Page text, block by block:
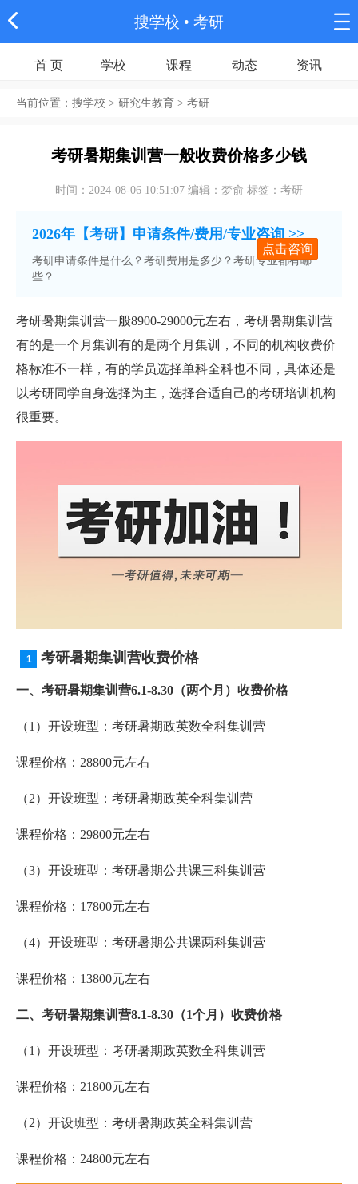
搜学校 • 考研
首 页 学校 课程 动态 资讯
当前位置： 搜学校 > 研究生教育 > 考研
考研暑期集训营一般收费价格多少钱
时间：2024-08-06 10:51:07 编辑：梦俞 标签：考研
2026年【考研】申请条件/费用/专业咨询 >>
考研申请条件是什么？考研费用是多少？考研专业都有哪
些？
点击咨询
考研暑期集训营一般8900-29000元左右，考研暑期集训营
有的是一个月集训有的是两个月集训，不同的机构收费价
格标准不一样，有的学员选择单科全科也不同，具体还是
以考研同学自身选择为主，选择合适自己的考研培训机构
很重要。
考研暑期集训营收费价格
一、考研暑期集训营6.1-8.30（两个月）收费价格
（1）开设班型：考研暑期政英数全科集训营
课程价格：28800元左右
（2）开设班型：考研暑期政英全科集训营
课程价格：29800元左右
（3）开设班型：考研暑期公共课三科集训营
课程价格：17800元左右
（4）开设班型：考研暑期公共课两科集训营
课程价格：13800元左右
二、考研暑期集训营8.1-8.30（1个月）收费价格
（1）开设班型：考研暑期政英数全科集训营
课程价格：21800元左右
（2）开设班型：考研暑期政英全科集训营
课程价格：24800元左右